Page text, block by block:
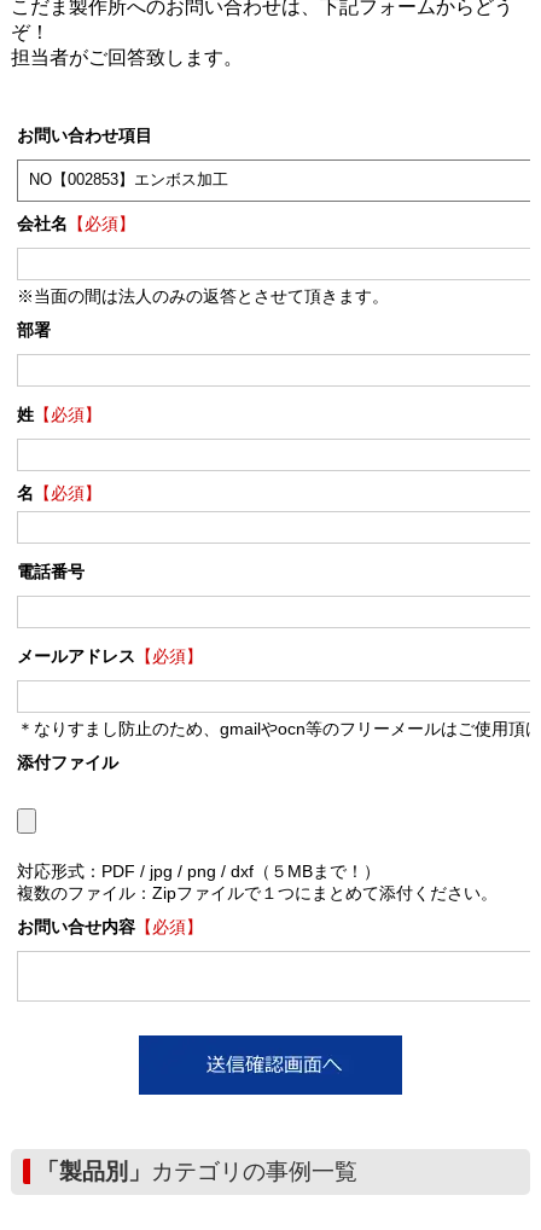
こだま製作所へのお問い合わせは、下記フォームからどう
ぞ！
担当者がご回答致します。
お問い合わせ項目
会社名 【必須】
※当面の間は法人のみの返答とさせて頂きます。
部署
姓【必須】
名 【必須】
電話番号
メールアドレス 【必須】
＊なりすまし防止のため、gmailやocn等のフリーメールはご使用頂
添付ファイル
対応形式：PDF / jpg / png / dxf（５MBまで！）
複数のファイル：Zipファイルで１つにまとめて添付ください。
お問い合せ内容【必須】
「製品別」 カテゴリの事例一覧